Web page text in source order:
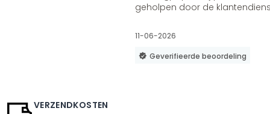
geholpen door de
11-06-2026
Geverifieerde beoordeling
VERZENDKOSTEN